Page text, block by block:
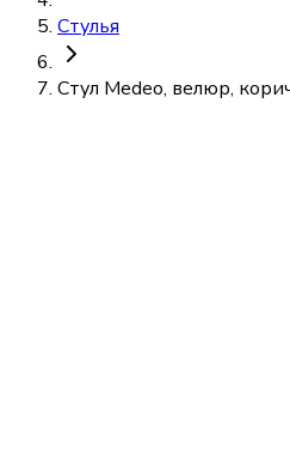
Стулья
Стул Medeo, велюр,